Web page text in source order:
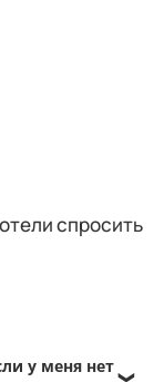
спросить
у меня нет